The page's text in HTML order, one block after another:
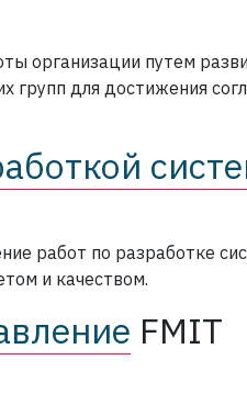
организации путем
групп для достижения
работ по разработке
и качеством.
FMIT